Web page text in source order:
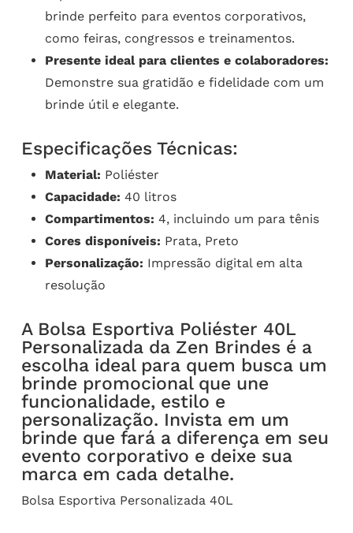
brinde perfeito para eventos corporativos,
como feiras, congressos e treinamentos.
Presente ideal para clientes e colaboradores:
Demonstre sua gratidão e fidelidade com um
brinde útil e elegante.
Especificações Técnicas:
Material: Poliéster
Capacidade: 40 litros
Compartimentos: 4, incluindo um para tênis
Cores disponíveis: Prata, Preto
Personalização: Impressão digital em alta
resolução
A Bolsa Esportiva Poliéster 40L
Personalizada da Zen Brindes é a
escolha ideal para quem busca um
brinde promocional que une
funcionalidade, estilo e
personalização. Invista em um
brinde que fará a diferença em seu
evento corporativo e deixe sua
marca em cada detalhe.
Bolsa Esportiva Personalizada 40L